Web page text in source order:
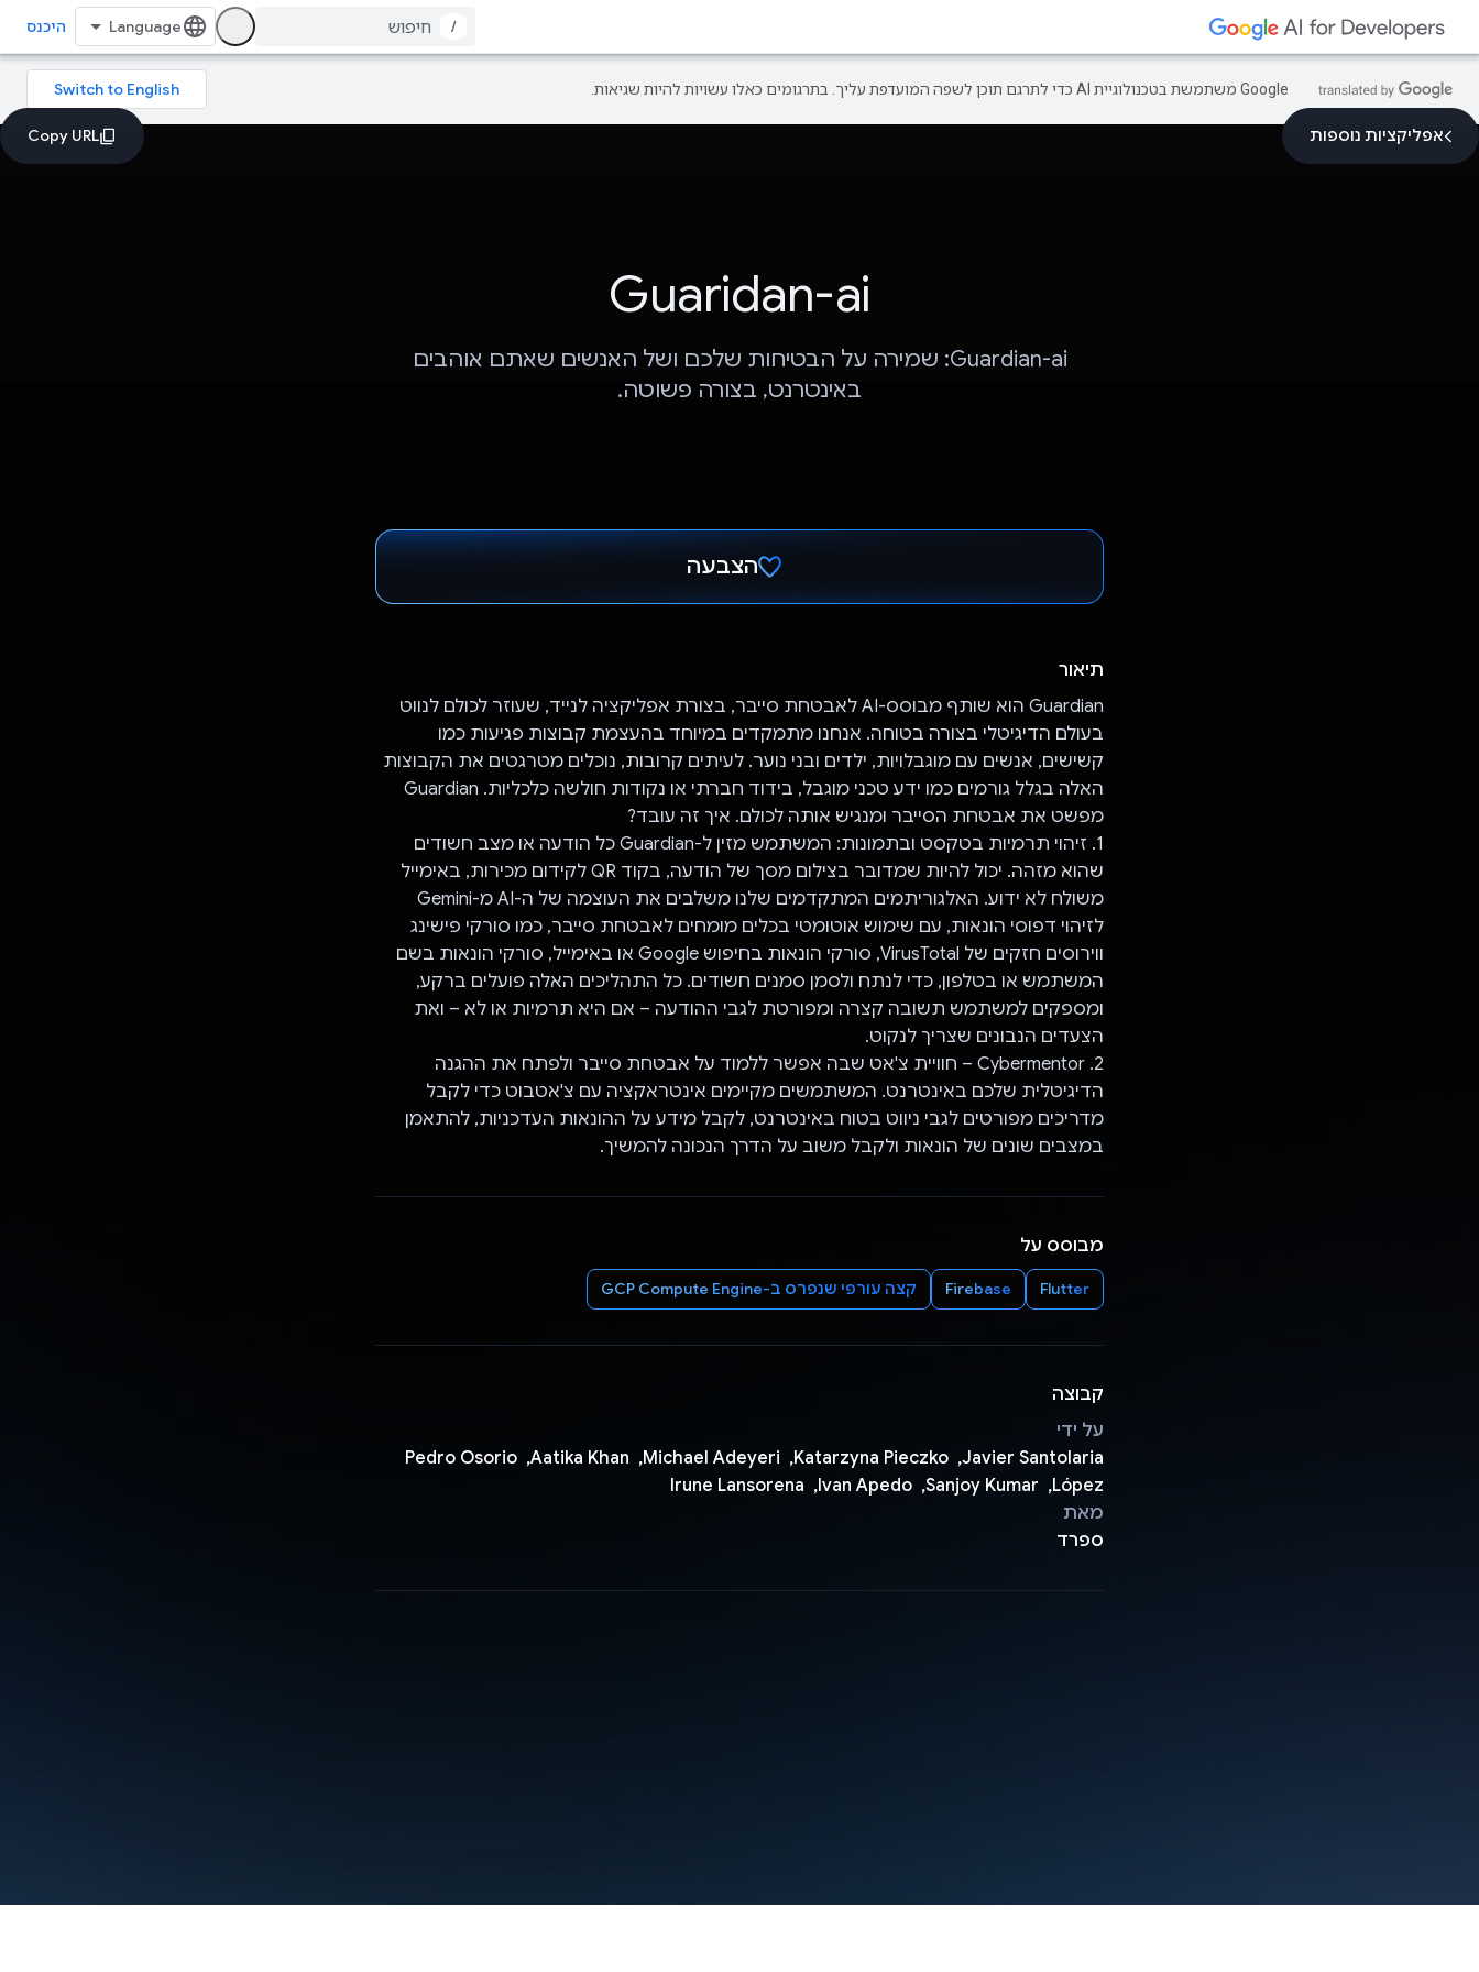
/ היכנס
‫Google משתמשת בטכנולוגיית AI כדי לתרגם תוכן לשפה המועדפת עליך. בתרגומים כאלו עשויות להיות שגיאות.
אפליקציות נוספות
Guaridan-ai
Guardian-ai: שמירה על הבטיחות שלכם ושל האנשים שאתם אוהבים
באינטרנט, בצורה פשוטה.
הצבעה
תיאור
Guardian הוא שותף מבוסס-AI לאבטחת סייבר, בצורת אפליקציה לנייד, שעוזר לכולם לנווט
בעולם הדיגיטלי בצורה בטוחה. אנחנו מתמקדים במיוחד בהעצמת קבוצות פגיעות כמו
קשישים, אנשים עם מוגבלויות, ילדים ובני נוער. לעיתים קרובות, נוכלים מטרגטים את הקבוצות
האלה בגלל גורמים כמו ידע טכני מוגבל, בידוד חברתי או נקודות חולשה כלכליות. Guardian
מפשט את אבטחת הסייבר ומנגיש אותה לכולם. איך זה עובד?
1. זיהוי תרמיות בטקסט ובתמונות: המשתמש מזין ל-Guardian כל הודעה או מצב חשודים
שהוא מזהה. יכול להיות שמדובר בצילום מסך של הודעה, בקוד QR לקידום מכירות, באימייל
משולח לא ידוע. האלגוריתמים המתקדמים שלנו משלבים את העוצמה של ה-AI מ-Gemini
לזיהוי דפוסי הונאות, עם שימוש אוטומטי בכלים מומחים לאבטחת סייבר, כמו סורקי פישינג
ווירוסים חזקים של VirusTotal, סורקי הונאות בחיפוש Google או באימייל, סורקי הונאות בשם
המשתמש או בטלפון, כדי לנתח ולסמן סמנים חשודים. כל התהליכים האלה פועלים ברקע,
ומספקים למשתמש תשובה קצרה ומפורטת לגבי ההודעה – אם היא תרמיות או לא – ואת
הצעדים הנבונים שצריך לנקוט.
2. Cybermentor – חוויית צ'אט שבה אפשר ללמוד על אבטחת סייבר ולפתח את ההגנה
הדיגיטלית שלכם באינטרנט. המשתמשים מקיימים אינטראקציה עם צ'אטבוט כדי לקבל
מדריכים מפורטים לגבי ניווט בטוח באינטרנט, לקבל מידע על ההונאות העדכניות, להתאמן
במצבים שונים של הונאות ולקבל משוב על הדרך הנכונה להמשיך.
מבוסס על
Flutter
Firebase קצה עורפי שנפרס ב-GCP Compute Engine
קבוצה
על ידי
Javier Santolaria, ‏ Katarzyna Pieczko, ‏ Michael Adeyeri, ‏ Aatika Khan, ‏ Pedro Osorio
López, ‏ Sanjoy Kumar, ‏ Ivan Apedo, ‏ Irune Lansorena
מאת
ספרד